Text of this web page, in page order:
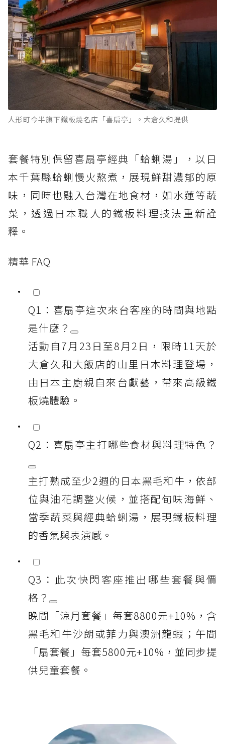
人形町今半旗下鐵板燒名店「喜扇亭」。大倉久和提供
套餐特別保留喜扇亭經典「蛤蜊湯」，以日
本千葉縣蛤蜊慢火熬煮，展現鮮甜濃郁的原
味，同時也融入台灣在地食材，如水蓮等蔬
菜，透過日本職人的鐵板料理技法重新詮
釋。
精華 FAQ
Q1：喜扇亭這次來台客座的時間與地點
是什麼？
活動自7月23日至8月2日，限時11天於
大倉久和大飯店的山里日本料理登場，
由日本主廚親自來台獻藝，帶來高級鐵
板燒體驗。
Q2：喜扇亭主打哪些食材與料理特色？
主打熟成至少2週的日本黑毛和牛，依部
位與油花調整火候，並搭配旬味海鮮、
當季蔬菜與經典蛤蜊湯，展現鐵板料理
的香氣與表演感。
Q3：此次快閃客座推出哪些套餐與價
格？
晚間「涼月套餐」每套8800元+10%，含
黑毛和牛沙朗或菲力與澳洲龍蝦；午間
「扇套餐」每套5800元+10%，並同步提
供兒童套餐。